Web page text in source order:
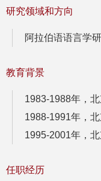
研究领域和方向
阿拉伯语语言学研
教育背景
1983-1988年，
1988-1991年，
1995-2001年，
任职经历